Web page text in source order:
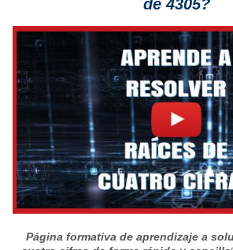
de 4305?
Página formativa de aprendizaje a